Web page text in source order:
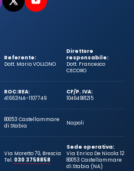
Referente:
Dott. Mario VOLLONO
Direttore
responsabile:
Dott. Francesco
CECORO
ROC:
41663
REA:
NA-1107749
CF/P. IVA:
10464981215
80053 Castellammare
di Stabia
Napoli
Via Moretto 70, Brescia
Tel.030 3758858
Sede operativa:
Via Enrico De Nicola 12
80053 Castellammare
di Stabia (NA)